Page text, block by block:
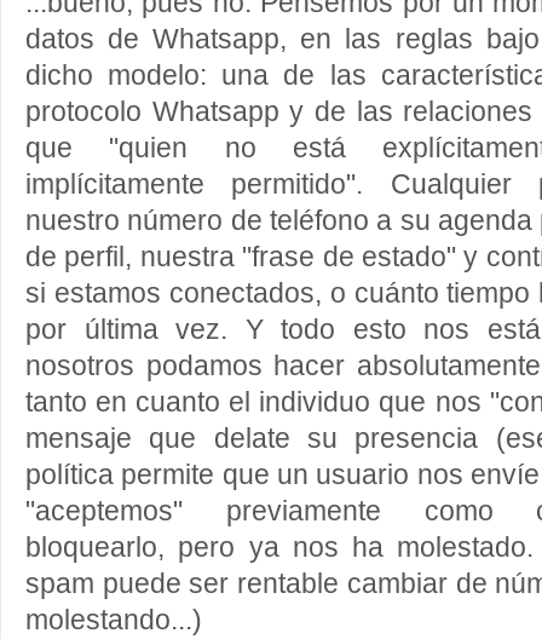
datos de Whatsapp, en las reglas
dicho modelo: una de las
protocolo Whatsapp y de las
que "quien no está
implícitamente permitido".
nuestro número de teléfono a su
de perfil, nuestra "frase de estado" y
si estamos conectados, o cuánto
por última vez. Y todo esto nos
nosotros podamos hacer
tanto en cuanto el individuo que nos
mensaje que delate su presencia
política permite que un usuario nos
"aceptemos" previamente como
bloquearlo, pero ya nos ha
spam puede ser rentable cambiar de
molestando...)